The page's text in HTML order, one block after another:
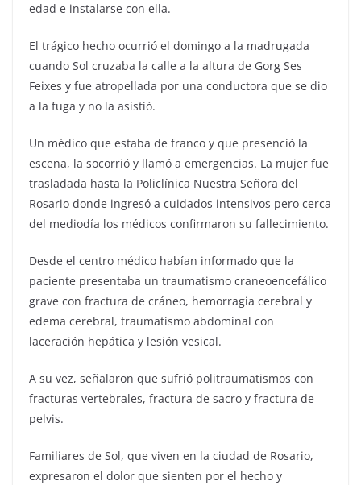
edad e instalarse con ella.
El trágico hecho ocurrió el domingo a la madrugada
cuando Sol cruzaba la calle a la altura de Gorg Ses
Feixes y fue atropellada por una conductora que se dio
a la fuga y no la asistió.
Un médico que estaba de franco y que presenció la
escena, la socorrió y llamó a emergencias. La mujer fue
trasladada hasta la Policlínica Nuestra Señora del
Rosario donde ingresó a cuidados intensivos pero cerca
del mediodía los médicos confirmaron su fallecimiento.
Desde el centro médico habían informado que la
paciente presentaba un traumatismo craneoencefálico
grave con fractura de cráneo, hemorragia cerebral y
edema cerebral, traumatismo abdominal con
laceración hepática y lesión vesical.
A su vez, señalaron que sufrió politraumatismos con
fracturas vertebrales, fractura de sacro y fractura de
pelvis.
Familiares de Sol, que viven en la ciudad de Rosario,
expresaron el dolor que sienten por el hecho y